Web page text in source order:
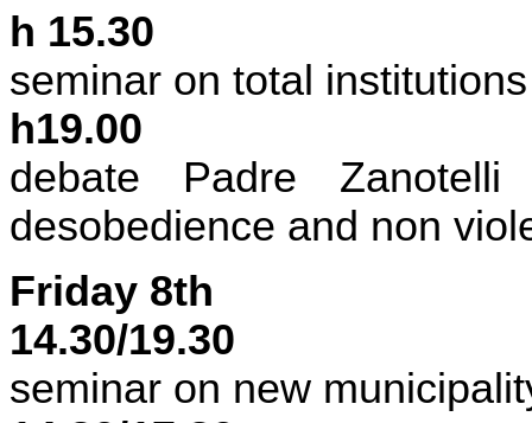
h 15.30
seminar on total
h19.00
debate Padre
desobedience and non
Friday 8th
14.30/19.30
seminar on new